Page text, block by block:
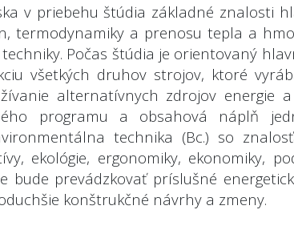
v priebehu štúdia základné znalosti
termodynamiky a prenosu tepla a
Počas štúdia je orientovaný
všetkých druhov strojov, ktoré
alternatívnych zdrojov energie
programu a obsahová náplň
technika (Bc.) so
ekológie, ergonomiky, ekonomiky,
bude prevádzkovať príslušné
konštrukčné návrhy a zmeny.